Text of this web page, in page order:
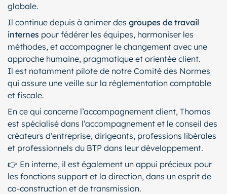
globale.
Il continue depuis à animer des groupes de travail
internes pour fédérer les équipes, harmoniser les
méthodes, et accompagner le changement avec une
approche humaine, pragmatique et orientée client.
Il est notamment pilote de notre Comité des Normes
qui assure une veille sur la réglementation comptable
et fiscale.
En ce qui concerne l’accompagnement client, Thomas
est spécialisé dans l’accompagnement et le conseil des
créateurs d’entreprise, dirigeants, professions libérales
et professionnels du BTP dans leur développement.
👉 En interne, il est également un appui précieux pour
les fonctions support et la direction, dans un esprit de
co-construction et de transmission.